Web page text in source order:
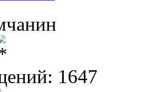
1647